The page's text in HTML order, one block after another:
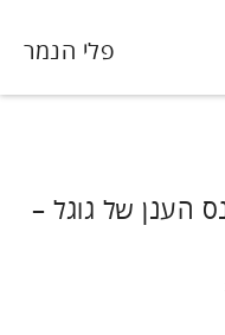
פלי הנמר
הענן של גוגל –